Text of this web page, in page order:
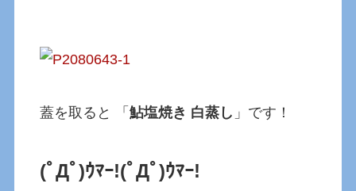
蓋を取ると 「鮎塩焼き 白蒸し 」です！
(ﾟДﾟ)ｳﾏｰ!(ﾟДﾟ)ｳﾏｰ!